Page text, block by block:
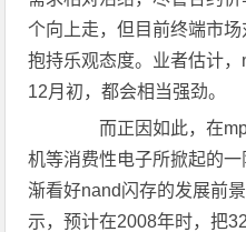
个向上走，但目前终端市
抱持乐观态度。业者估计
12月初，都会相当强劲。
而正因如此，在
机等消费性电子所掀起的
渐看好nand闪存的发展前
示，预计在2008年时，把